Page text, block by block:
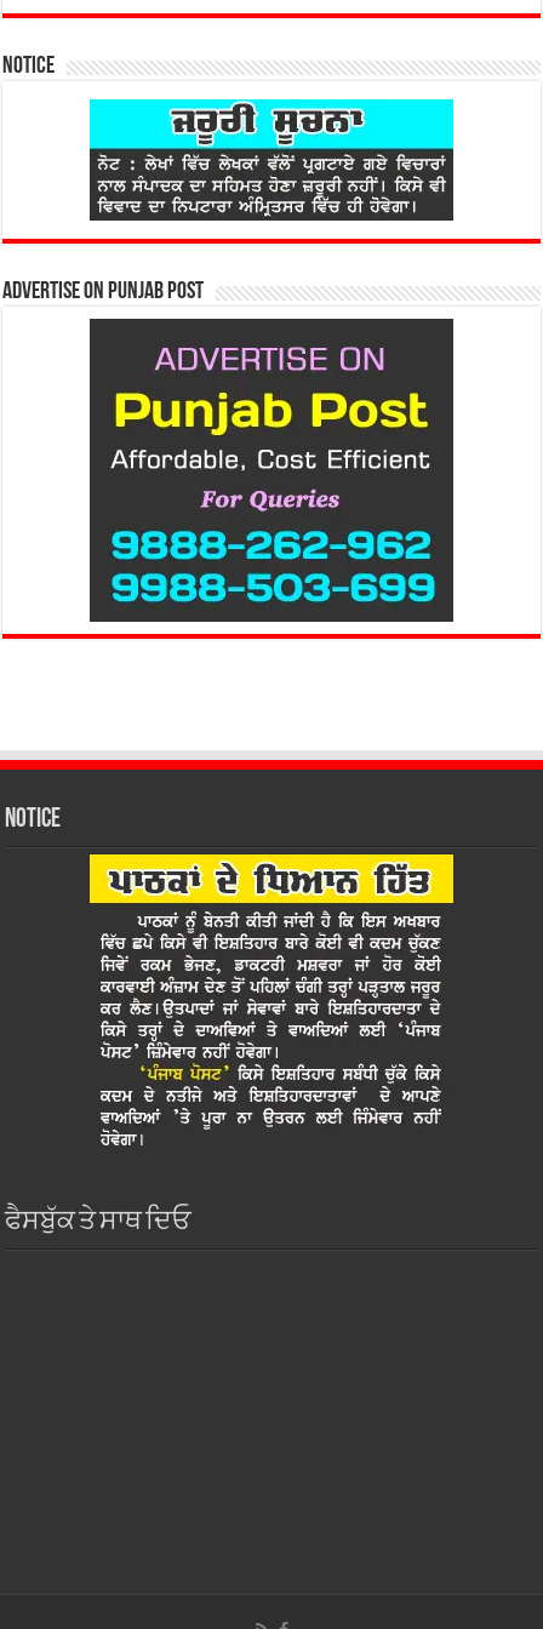
Notice
Advertise on Punjab Post
Notice
ਫੈਸਬੁੱਕ ਤੇ ਸਾਥ ਦਿਓ